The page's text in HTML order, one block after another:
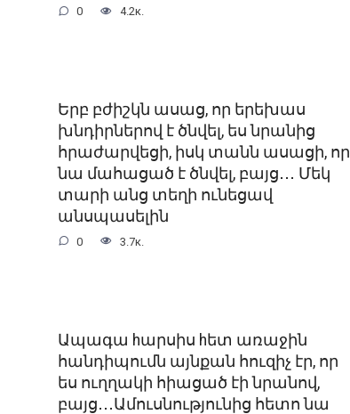
0 4.2к.
Երբ բժիշկն ասաց, որ երեխաս
խնդիրներով է ծնվել, ես նրանից
հրաժարվեցի, իսկ տանն ասացի, որ
նա մահացած է ծնվել, բայց․․․ Մեկ
տարի անց տեղի ունեցավ
անսպասելին
0 3.7к.
Ապագա hարսիս hետ առաջին
հանդիպումն այնքան հուզիչ էր, որ
ես ուղղակի հիացած էի նրանով,
բայց․․․Ամուսնությունից հետո նա